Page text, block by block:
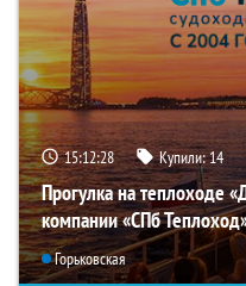
15:12:26 Купили:14
Прогулка на теплоходе
компании «СПб
Горьковская